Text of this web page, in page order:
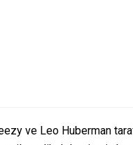
ve Leo Huberman